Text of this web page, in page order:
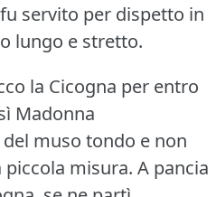
servito per dispetto in
lungo e stretto.
la Cicogna per entro
Madonna
muso tondo e non
misura. A pancia